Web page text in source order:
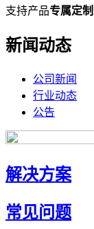
支持产品专属定制
新闻动态
公司新闻
行业动态
公告
解决方案
常见问题